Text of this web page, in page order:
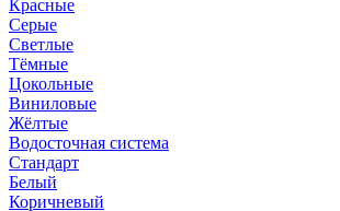
Красные
Серые
Светлые
Тёмные
Цокольные
Виниловые
Жёлтые
Водосточная система
Стандарт
Белый
Коричневый